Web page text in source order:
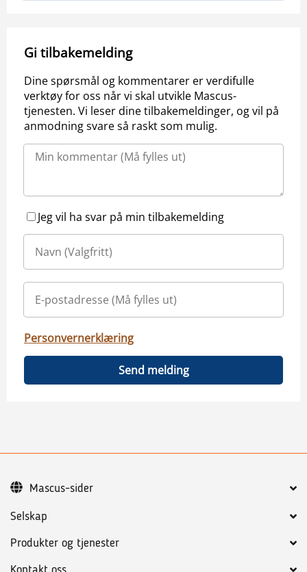
Gi tilbakemelding
Dine spørsmål og kommentarer er verdifulle
verktøy for oss når vi skal utvikle Mascus-
tjenesten. Vi leser dine tilbakemeldinger, og vil på
anmodning svare så raskt som mulig.
Jeg vil ha svar på min tilbakemelding
Personvernerklæring
Send melding
Selskap
Produkter og tjenester
Mascus-sider